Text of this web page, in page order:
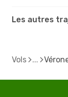
Les autres
Vols